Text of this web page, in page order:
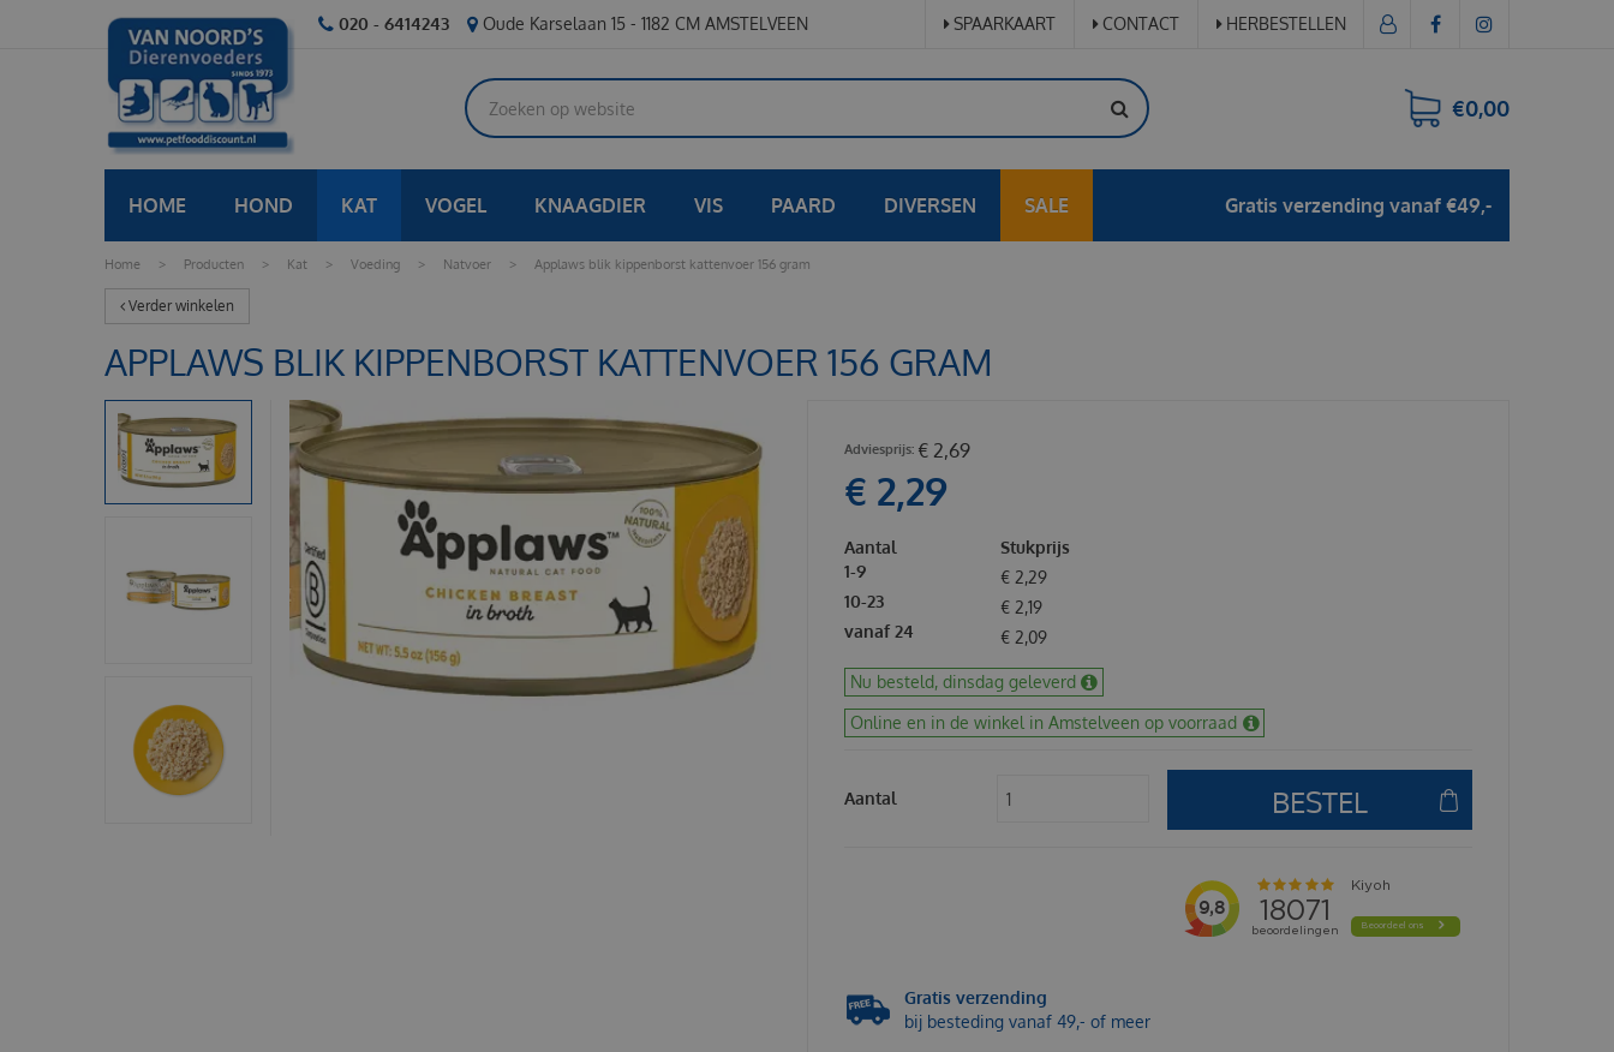
Home > Producten > Kat > Voeding > Natvoer > Applaws blik kippenborst kattenvoer 156 gram
020 - 6414243 Oude Karselaan 15 - 1182 CM AMSTELVEEN SPAARKAART CONTACT HERBESTELLEN
€0,00
HOME HOND KAT VOGEL KNAAGDIER VIS PAARD DIVERSEN SALE Gratis verzending vanaf €49,-
Verder winkelen
APPLAWS BLIK KIPPENBORST KATTENVOER 156 GRAM
€ 2,69
€ 2,29
Aantal
Stukprijs
1-9
€ 2,29
10-23
€ 2,19
vanaf 24
€ 2,09
Nu besteld, dinsdag geleverd
Online en in de winkel in Amstelveen op voorraad
Aantal
Gratis verzending
bij besteding vanaf 49,- of meer